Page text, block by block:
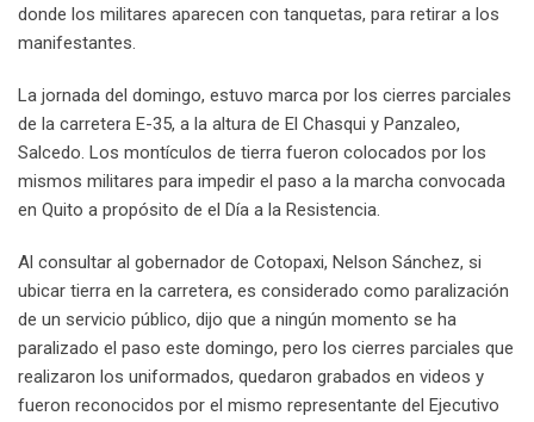
donde los militares aparecen con tanquetas, para retirar a los
manifestantes.
La jornada del domingo, estuvo marca por los cierres parciales
de la carretera E-35, a la altura de El Chasqui y Panzaleo,
Salcedo. Los montículos de tierra fueron colocados por los
mismos militares para impedir el paso a la marcha convocada
en Quito a propósito de el Día a la Resistencia.
Al consultar al gobernador de Cotopaxi, Nelson Sánchez, si
ubicar tierra en la carretera, es considerado como paralización
de un servicio público, dijo que a ningún momento se ha
paralizado el paso este domingo, pero los cierres parciales que
realizaron los uniformados, quedaron grabados en videos y
fueron reconocidos por el mismo representante del Ejecutivo